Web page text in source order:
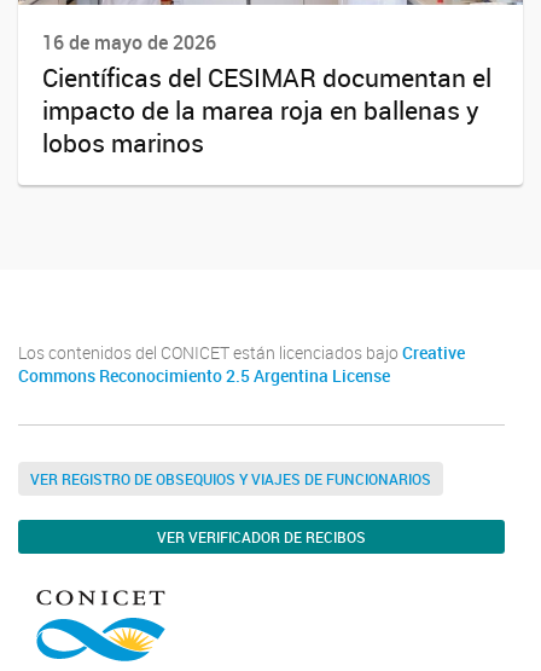
16 de mayo de 2026
Científicas del CESIMAR documentan el
impacto de la marea roja en ballenas y
lobos marinos
Los contenidos del CONICET están licenciados bajo Creative
Commons Reconocimiento 2.5 Argentina License
VER REGISTRO DE OBSEQUIOS Y VIAJES DE FUNCIONARIOS
VER VERIFICADOR DE RECIBOS